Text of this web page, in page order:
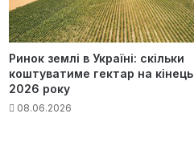
Ринок землі в Україні: скільки
коштуватиме гектар на кінець
2026 року
08.06.2026